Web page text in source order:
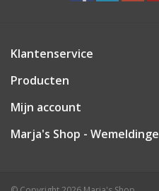
Speelgoed & hobby
Cadeau & feest
Contact/Locatie
Klantenservice
Producten
Mijn account
Marja's Shop - Wemeldinge